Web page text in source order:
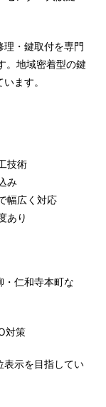
理・鍵取付を専門
。地域密着型の鍵
ます。
技術
み
幅広く対応
あり
・仁和寺本町な
対策
表示を目指してい